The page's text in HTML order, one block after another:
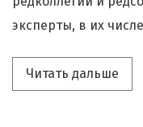
эксперты, в их
Читать дальше